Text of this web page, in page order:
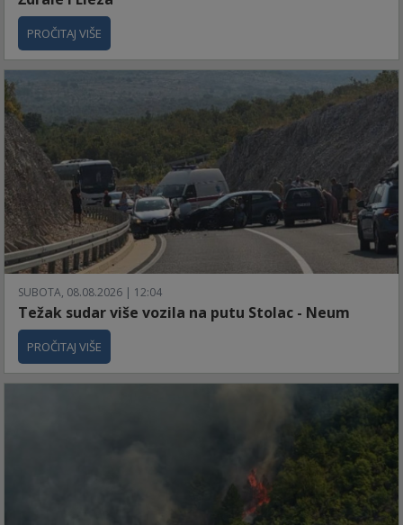
PROČITAJ VIŠE
SUBOTA, 08.08.2026 | 12:04
Težak sudar više vozila na putu Stolac - Neum
PROČITAJ VIŠE